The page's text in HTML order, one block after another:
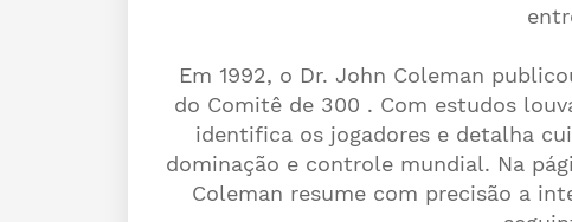
Em 1992, o Dr. John Coleman
do Comitê de 300 . Com estudos
identifica os jogadores e detalha
dominação e controle mundial. Na
Coleman resume com precisão a